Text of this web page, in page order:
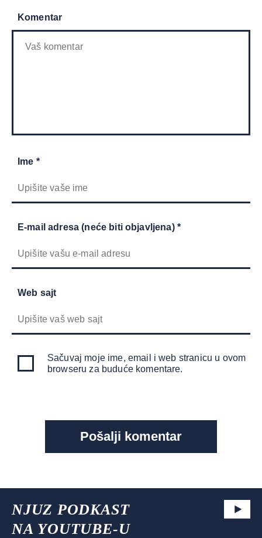
Komentar
Ime *
E-mail adresa (neće biti objavljena) *
Web sajt
Sačuvaj moje ime, email i web stranicu u ovom
browseru za buduće komentare.
NJUZ PODKAST
NA YOUTUBE-U